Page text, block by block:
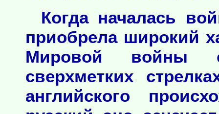
Когда началась
приобрела широкий
Мировой войны
сверхметких
английского